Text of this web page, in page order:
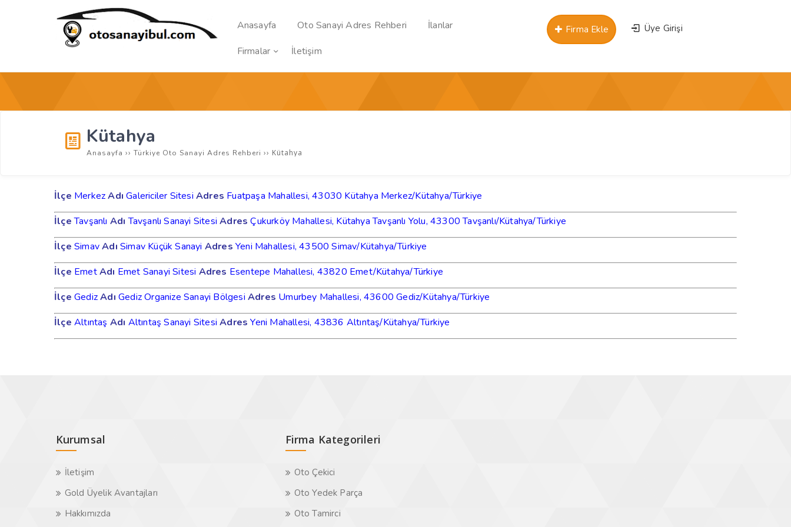
Anasayfa Oto Sanayi Adres Rehberi
İlanlar
Firmalar
İletişim
Üye Girişi
Firma Ekle
Kütahya
Anasayfa ›› Türkiye Oto Sanayi Adres Rehberi ›› Kütahya
İlçe MerkezAdıGalericiler SitesiAdres Fuatpaşa Mahallesi, 43030 Kütahya Merkez/Kütahya/Türkiye
İlçeTavşanlı AdıTavşanlı Sanayi SitesiAdresÇukurköy Mahallesi, Kütahya Tavşanlı Yolu, 43300 Tavşanlı/Kütahya/Türkiye
İlçe SimavAdıSimav Küçük Sanayi AdresYeni Mahallesi, 43500 Simav/Kütahya/Türkiye
İlçe EmetAdı Emet Sanayi Sitesi Adres Esentepe Mahallesi, 43820 Emet/Kütahya/Türkiye
İlçe GedizAdıGediz Organize Sanayi BölgesiAdres Umurbey Mahallesi, 43600 Gediz/Kütahya/Türkiye
İlçe Altıntaş Adı Altıntaş Sanayi SitesiAdresYeni Mahallesi, 43836 Altıntaş/Kütahya/Türkiye
Kurumsal
İletişim
Gold Üyelik Avantajları
Hakkımızda
Firma Kategorileri
Oto Çekici
Oto Yedek Parça
Oto Tamirci